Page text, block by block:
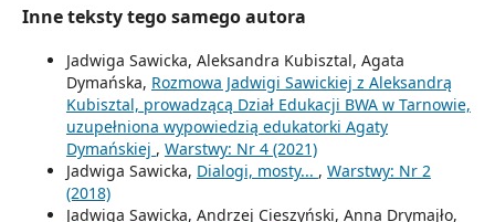
Inne teksty tego samego autora
Jadwiga Sawicka, Aleksandra Kubisztal, Agata
Dymańska, Rozmowa Jadwigi Sawickiej z Aleksandrą
Kubisztal, prowadzącą Dział Edukacji BWA w Tarnowie,
uzupełniona wypowiedzią edukatorki Agaty
Dymańskiej , Warstwy: Nr 4 (2021)
Jadwiga Sawicka, Dialogi, mosty... , Warstwy: Nr 2
(2018)
Jadwiga Sawicka, Andrzej Cieszyński, Anna Drymajło,